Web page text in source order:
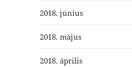
2018. június
2018. május
2018. április